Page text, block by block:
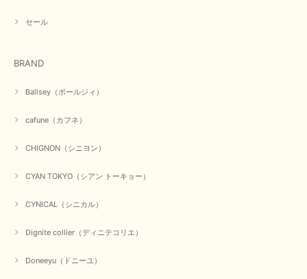
セール
BRAND
Ballsey（ボールジィ）
cafune（カフネ）
CHIGNON（シニヨン）
CYAN TOKYO（シアン トーキョー）
CYNICAL（シニカル）
Dignite collier（ディニテコリエ）
Doneeyu（ドニーユ）